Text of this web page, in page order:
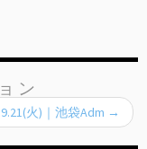
ン
火)｜池袋Adm →